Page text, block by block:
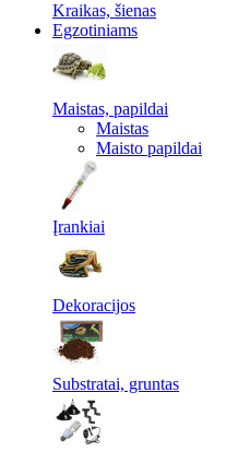
Kraikas, šienas
Egzotiniams
Maistas, papildai
Maistas
Maisto papildai
Įrankiai
Dekoracijos
Substratai, gruntas